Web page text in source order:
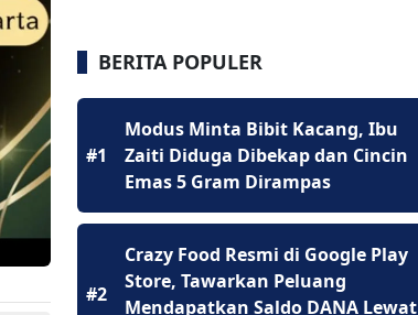
BERITA POPULER
#1
Modus Minta Bibit Kacang, Ibu
Zaiti Diduga Dibekap dan Cincin
Emas 5 Gram Dirampas
#2
Crazy Food Resmi di Google Play
Store, Tawarkan Peluang
Mendapatkan Saldo DANA Lewat